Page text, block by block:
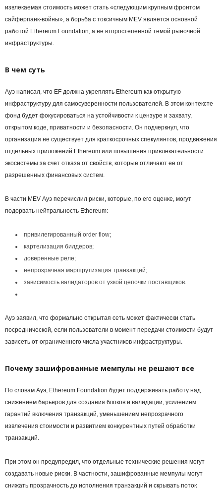
извлекаемая стоимость может стать «следующим крупным фронтом
сайферпанк-войны», а борьба с токсичным MEV является основной
работой Ethereum Foundation, а не второстепенной темой рыночной
инфраструктуры.
В чем суть
Ауэ написал, что EF должна укреплять Ethereum как открытую
инфраструктуру для самосуверенности пользователей. В этом контексте
фонд будет фокусироваться на устойчивости к цензуре и захвату,
открытом коде, приватности и безопасности. Он подчеркнул, что
организация не существует для краткосрочных спекулянтов, продвижения
отдельных приложений Ethereum или повышения привлекательности
экосистемы за счет отказа от свойств, которые отличают ее от
разрешенных финансовых систем.
В части MEV Ауэ перечислил риски, которые, по его оценке, могут
подорвать нейтральность Ethereum:
привилегированный order flow;
картелизация билдеров;
доверенные реле;
непрозрачная маршрутизация транзакций;
зависимость валидаторов от узкой цепочки поставщиков.
Ауэ заявил, что формально открытая сеть может фактически стать
посреднической, если пользователи в момент передачи стоимости будут
зависеть от ограниченного числа участников инфраструктуры.
Почему зашифрованные мемпулы не решают все
По словам Ауэ, Ethereum Foundation будет поддерживать работу над
снижением барьеров для создания блоков и валидации, усилением
гарантий включения транзакций, уменьшением непрозрачного
извлечения стоимости и развитием конкурентных путей обработки
транзакций.
При этом он предупредил, что отдельные технические решения могут
создавать новые риски. В частности, зашифрованные мемпулы могут
снижать прозрачность до исполнения транзакций и скрывать поток